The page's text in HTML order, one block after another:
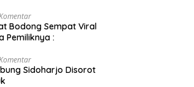
Bodong Sempat Viral
Pemiliknya :
Sidoharjo Disorot